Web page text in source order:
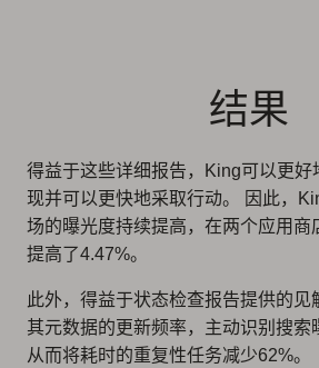
结果
得益于这些详细报告，King可以更好
现并可以更快地采取行动。 因此，
场的曝光度持续提高，在两个应用商
提高了4.47%。
此外，得益于状态检查报告提供的见
其元数据的更新频率，主动识别搜索
从而将耗时的重复性任务减少62%。